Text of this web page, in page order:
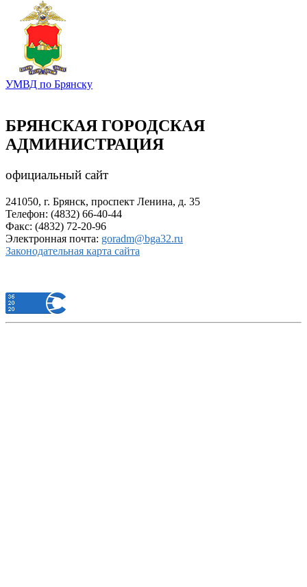
УМВД по Брянску
БРЯНСКАЯ ГОРОДСКАЯ
АДМИНИСТРАЦИЯ
официальный сайт
241050, г. Брянск, проспект Ленина, д. 35
Телефон: (4832) 66-40-44
Факс: (4832) 72-20-96
Электронная почта: goradm@bga32.ru
Законодательная карта сайта